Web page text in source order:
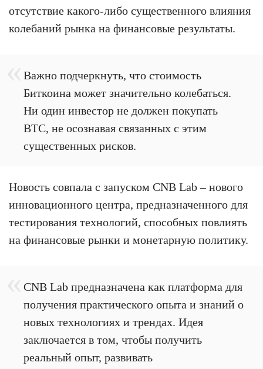
отсутствие какого-либо существенного влияния
колебаний рынка на финансовые результаты.
Важно подчеркнуть, что стоимость
Биткоина может значительно колебаться.
Ни один инвестор не должен покупать
BTC, не осознавая связанных с этим
существенных рисков.
Новость совпала с запуском CNB Lab – нового
инновационного центра, предназначенного для
тестирования технологий, способных повлиять
на финансовые рынки и монетарную политику.
CNB Lab предназначена как платформа для
получения практического опыта и знаний о
новых технологиях и трендах. Идея
заключается в том, чтобы получить
реальный опыт, развивать